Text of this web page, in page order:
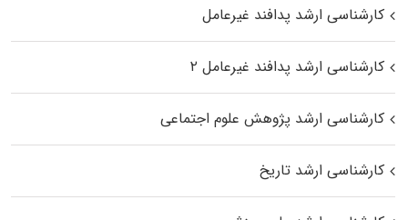
کارشناسی ارشد پدافند غیرعامل
کارشناسی ارشد پدافند غیرعامل ۲
کارشناسی ارشد پژوهش علوم اجتماعی
کارشناسی ارشد تاریخ